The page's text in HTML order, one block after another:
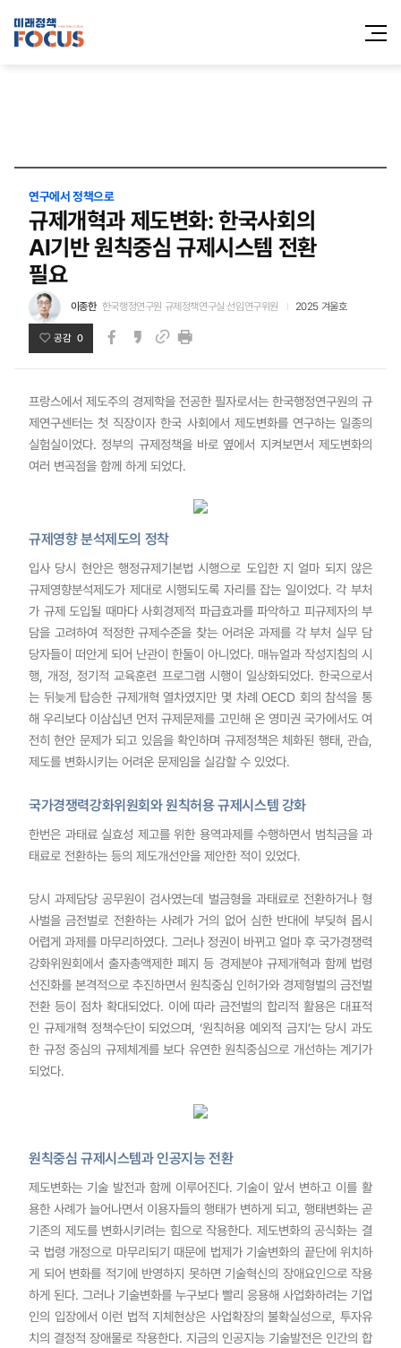
전체메
열기
연구에서 정책으로
규제개혁과 제도변화: 한국사회의
AI기반 원칙중심 규제시스템 전환
필요
이종한 한국행정연구원 규제정책연구실 선임연구위원 2025 겨울호
공감 0
프랑스에서 제도주의 경제학을 전공한 필자로서는 한국행정연구원의 규
제연구센터는 첫 직장이자 한국 사회에서 제도변화를 연구하는 일종의
실험실이었다. 정부의 규제정책을 바로 옆에서 지켜보면서 제도변화의
여러 변곡점을 함께 하게 되었다.
규제영향 분석제도의 정착
입사 당시 현안은 행정규제기본법 시행으로 도입한 지 얼마 되지 않은
규제영향분석제도가 제대로 시행되도록 자리를 잡는 일이었다. 각 부처
가 규제 도입될 때마다 사회경제적 파급효과를 파악하고 피규제자의 부
담을 고려하여 적정한 규제수준을 찾는 어려운 과제를 각 부처 실무 담
당자들이 떠안게 되어 난관이 한둘이 아니었다. 매뉴얼과 작성지침의 시
행, 개정, 정기적 교육훈련 프로그램 시행이 일상화되었다. 한국으로서
는 뒤늦게 탑승한 규제개혁 열차였지만 몇 차례 OECD 회의 참석을 통
해 우리보다 이삼십년 먼저 규제문제를 고민해 온 영미권 국가에서도 여
전히 현안 문제가 되고 있음을 확인하며 규제정책은 체화된 행태, 관습,
제도를 변화시키는 어려운 문제임을 실감할 수 있었다.
국가경쟁력강화위원회와 원칙허용 규제시스템 강화
한번은 과태료 실효성 제고를 위한 용역과제를 수행하면서 범칙금을 과
태료로 전환하는 등의 제도개선안을 제안한 적이 있었다.
당시 과제담당 공무원이 검사였는데 벌금형을 과태료로 전환하거나 형
사벌을 금전벌로 전환하는 사례가 거의 없어 심한 반대에 부딪혀 몹시
어렵게 과제를 마무리하였다. 그러나 정권이 바뀌고 얼마 후 국가경쟁력
강화위원회에서 출자총액제한 폐지 등 경제분야 규제개혁과 함께 법령
선진화를 본격적으로 추진하면서 원칙중심 인허가와 경제형벌의 금전벌
전환 등이 점차 확대되었다. 이에 따라 금전벌의 합리적 활용은 대표적
인 규제개혁 정책수단이 되었으며, ‘원칙허용 예외적 금지’는 당시 과도
한 규정 중심의 규제체계를 보다 유연한 원칙중심으로 개선하는 계기가
되었다.
원칙중심 규제시스템과 인공지능 전환
제도변화는 기술 발전과 함께 이루어진다. 기술이 앞서 변하고 이를 활
용한 사례가 늘어나면서 이용자들의 행태가 변하게 되고, 행태변화는 곧
기존의 제도를 변화시키려는 힘으로 작용한다. 제도변화의 공식화는 결
국 법령 개정으로 마무리되기 때문에 법제가 기술변화의 끝단에 위치하
게 되어 변화를 적기에 반영하지 못하면 기술혁신의 장애요인으로 작용
하게 된다. 그러나 기술변화를 누구보다 빨리 응용해 사업화하려는 기업
인의 입장에서 이런 법적 지체현상은 사업확장의 불확실성으로, 투자유
치의 결정적 장애물로 작용한다. 지금의 인공지능 기술발전은 인간의 합